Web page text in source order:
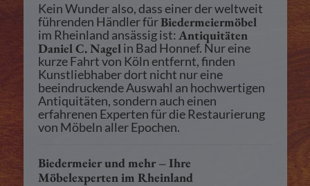
Kein Wunder also, dass einer der weltweit
führenden Händler fürBiedermeiermöbel
im Rheinland ansässig ist: Antiquitäten
Daniel C. Nagelin Bad Honnef. Nur eine
kurze Fahrt von Köln entfernt, finden
Kunstliebhaber dort nicht nur eine
beeindruckende Auswahl an hochwertigen
Antiquitäten, sondern auch einen
erfahrenen Experten für die Restaurierung
von Möbeln aller Epochen.
Biedermeier und mehr – Ihre
Möbelexperten im Rheinland